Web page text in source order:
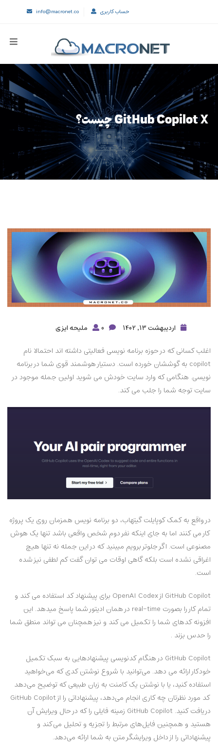
info@macronet.co حساب کاربری
GitHub Copilot X چیست؟
اردیبهشت 13, 1402 0 ملیحه ایزی
اغلب کسانی که در حوزه برنامه نویسی فعالیتی داشته اند احتمالا نام
copilot به گوششان خورده است. دستیار هوشمند قوی شما در برنامه
نویسی. هنگامی که وارد سایت خودش می شوید اولین جمله موجود در
سایت توجه شما را جلب می کند.
در واقع به کمک کوپایلت گیتهاب، دو برنامه نویس همزمان روی یک پروژه
کار می کنند اما به جای اینکه نفر دوم شخص واقعی باشد تنها یک هوش
مصنوعی است. اگر جلوتر برویم میبنید که در این جمله نه تنها هیچ
اغراقی نشده است بلکه گاهی اوقات می توان گفت کم لطفی نیز شده
است.
GitHub Copilot از OpenAI Codex برای پیشنهاد کد استفاده می کند و
تمام کار را بصورت real-time در همان ادیتور شما پاسخ میدهد. این
افزونه کدهای شما را تکمیل می کند و نیز همچنان می تواند منطق شما
را حدس بزند .
GitHub Copilot در هنگام کدنویسی پیشنهادهایی به سبک تکمیل
خودکار ارائه می دهد. می‌توانید با شروع نوشتن کدی که می‌خواهید
استفاده کنید، یا با نوشتن یک کامنت به زبان طبیعی که توضیح می‌دهد
کد مورد نظرتان چه کاری انجام می‌دهد، پیشنهاداتی را از GitHub Copilot
دریافت کنید. GitHub Copilot زمینه فایلی را که در حال ویرایش آن
هستید و همچنین فایل‌های مرتبط را تجزیه و تحلیل می‌کند و
پیشنهاداتی را از داخل ویرایشگر متن به شما ارائه می‌دهد.